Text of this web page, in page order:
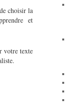
choisir la
et
votre texte